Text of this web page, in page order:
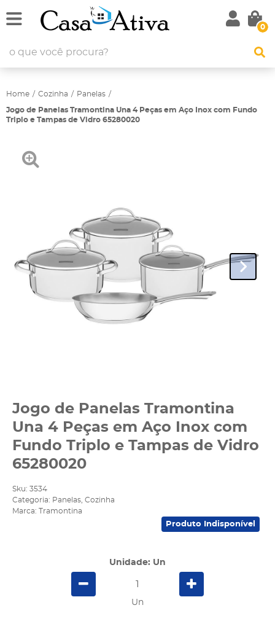
0
Home Cozinha Panelas
Jogo de Panelas Tramontina Una 4 Peças em Aço Inox com Fundo
Triplo e Tampas de Vidro 65280020
Jogo de Panelas Tramontina
Una 4 Peças em Aço Inox com
Fundo Triplo e Tampas de Vidro
65280020
Sku: 3534
Categoria: Panelas Cozinha
Marca:
Tramontina
Produto Indisponível
Unidade: Un
Un